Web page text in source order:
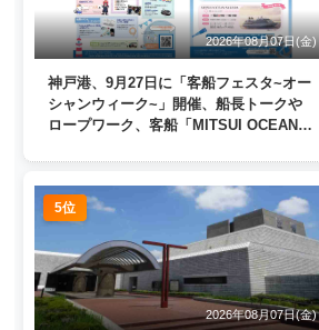
2026年08月07日(金)
神戸港、9月27日に「客船フェスタ~オー
シャンウィーク~」開催、船長トークや
ロープワーク、客船「MITSUI OCEAN
5位
2026年08月07日(金)